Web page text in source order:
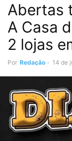
Abertas
A Casa
2 lojas
Por Redação - 14 de